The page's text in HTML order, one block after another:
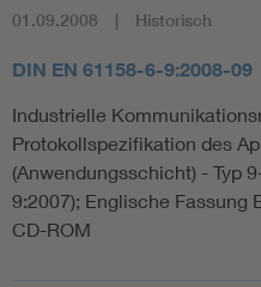
01.09.2008 Historisch
DIN EN 61158-6-9:2008-09
Industrielle
Protokollspezifikation des
(Anwendungsschicht) - Typ
9:2007); Englische Fassung
CD-ROM